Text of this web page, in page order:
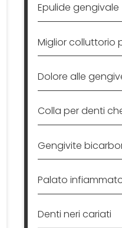
Epulide gengivale
Miglior colluttorio
Dolore alle
Colla per denti
Gengivite
Palato
Denti neri cariati